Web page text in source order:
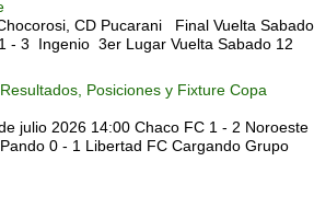
CD Pucarani Final Vuelta Sabado
- 3 Ingenio 3er Lugar Vuelta Sabado 12
Posiciones y Fixture Copa
julio 2026 14:00 Chaco FC 1 - 2 Noroeste
0 - 1 Libertad FC Cargando Grupo